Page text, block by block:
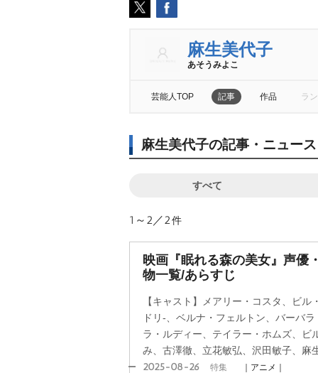
麻生美代子
あそうみよこ
芸能人TOP 記事 作品 ラ
麻生美代子の記事・ニュー
すべて
1～2／2件
映画『眠れる森の美女』声優
物一覧/あらすじ
【キャスト】メアリー・コスタ、ビ
ドリ-、ベルナ・フェルトン、バーバ
ラ・ルディー、テイラー・ホムズ、ビ
み、古澤徹、立花敏弘、沢田敏子、麻
2025-08-26 特集 ｜アニメ｜